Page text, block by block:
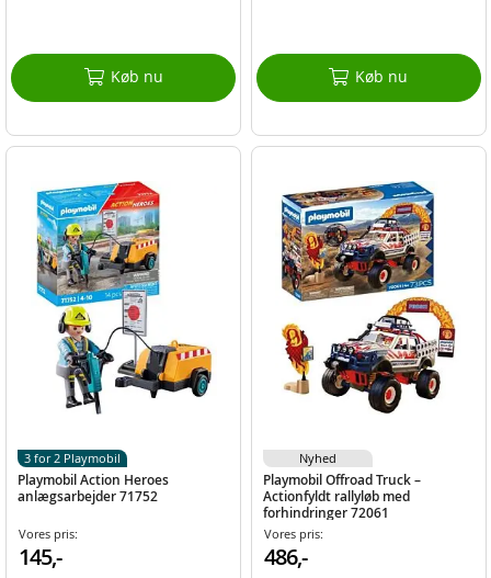
Køb nu Køb nu
Playmobil Action Heroes
anlægsarbejder 71752
Vores pris:
145,-
3 for 2 Playmobil
Playmobil Offroad Truck –
Actionfyldt rallyløb med
forhindringer 72061
Vores pris:
486,-
Nyhed